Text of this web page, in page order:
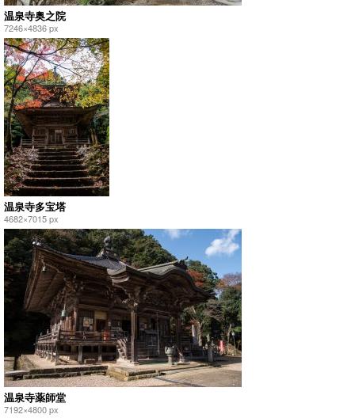
温泉寺奥之院
7246×4836 px
温泉寺多宝塔
4682×7015 px
温泉寺薬師堂
7192×4800 px